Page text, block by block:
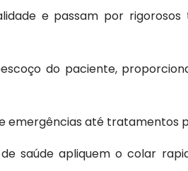
e passam por rigorosos
do paciente,
emergências até tratamentos
saúde apliquem o colar